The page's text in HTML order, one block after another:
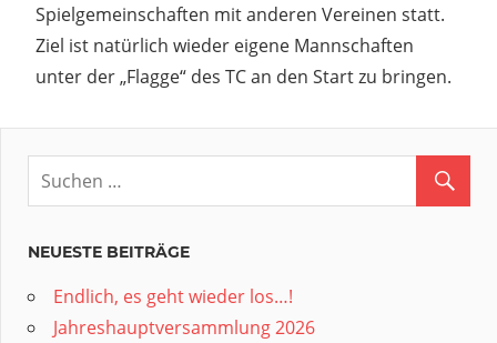
Spielgemeinschaften mit anderen Vereinen statt.
Ziel ist natürlich wieder eigene Mannschaften
unter der „Flagge“ des TC an den Start zu bringen.
NEUESTE BEITRÄGE
Endlich, es geht wieder los…!
Jahreshauptversammlung 2026